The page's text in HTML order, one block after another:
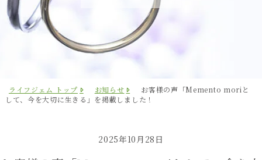
ライフジェム トップ お知らせ
お客様の声「Memento moriと
して、今を大切に生きる」を掲載しました！
2025年10月28日